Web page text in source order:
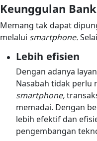
Keunggulan Bank
Memang tak dapat
melalui smartphone.
Lebih efisien
Dengan adanya
Nasabah tidak perlu
smartphone,
memadai. Dengan
lebih efektif dan
pengembangan